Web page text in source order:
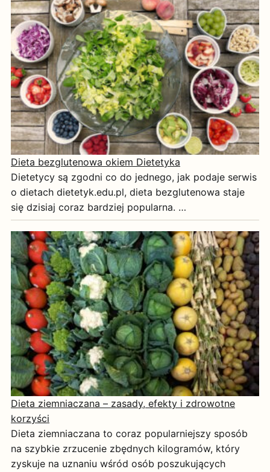
Dieta bezglutenowa okiem Dietetyka
Dietetycy są zgodni co do jednego, jak podaje serwis
o dietach dietetyk.edu.pl, dieta bezglutenowa staje
się dzisiaj coraz bardziej popularna. …
Dieta ziemniaczana – zasady, efekty i zdrowotne
korzyści
Dieta ziemniaczana to coraz popularniejszy sposób
na szybkie zrzucenie zbędnych kilogramów, który
zyskuje na uznaniu wśród osób poszukujących